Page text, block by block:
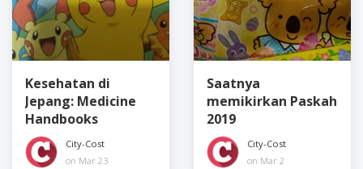
Kesehatan di
Jepang: Medicine
Handbooks
City-Cost
on Mar 23
Saatnya
memikirkan Paskah
2019
City-Cost
on Mar 2